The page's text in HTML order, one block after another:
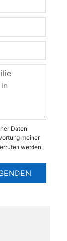
Daten
meiner
werden.
SENDEN